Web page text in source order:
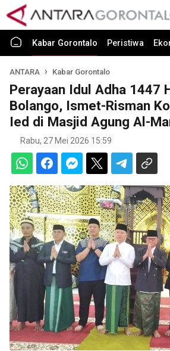
Kabar Gorontalo Peristiwa
ANTARA Kabar Gorontalo
Perayaan Idul Adha 1447
Bolango, Ismet-Risman
Ied di Masjid Agung Al-
Rabu, 27 Mei 2026 15:59